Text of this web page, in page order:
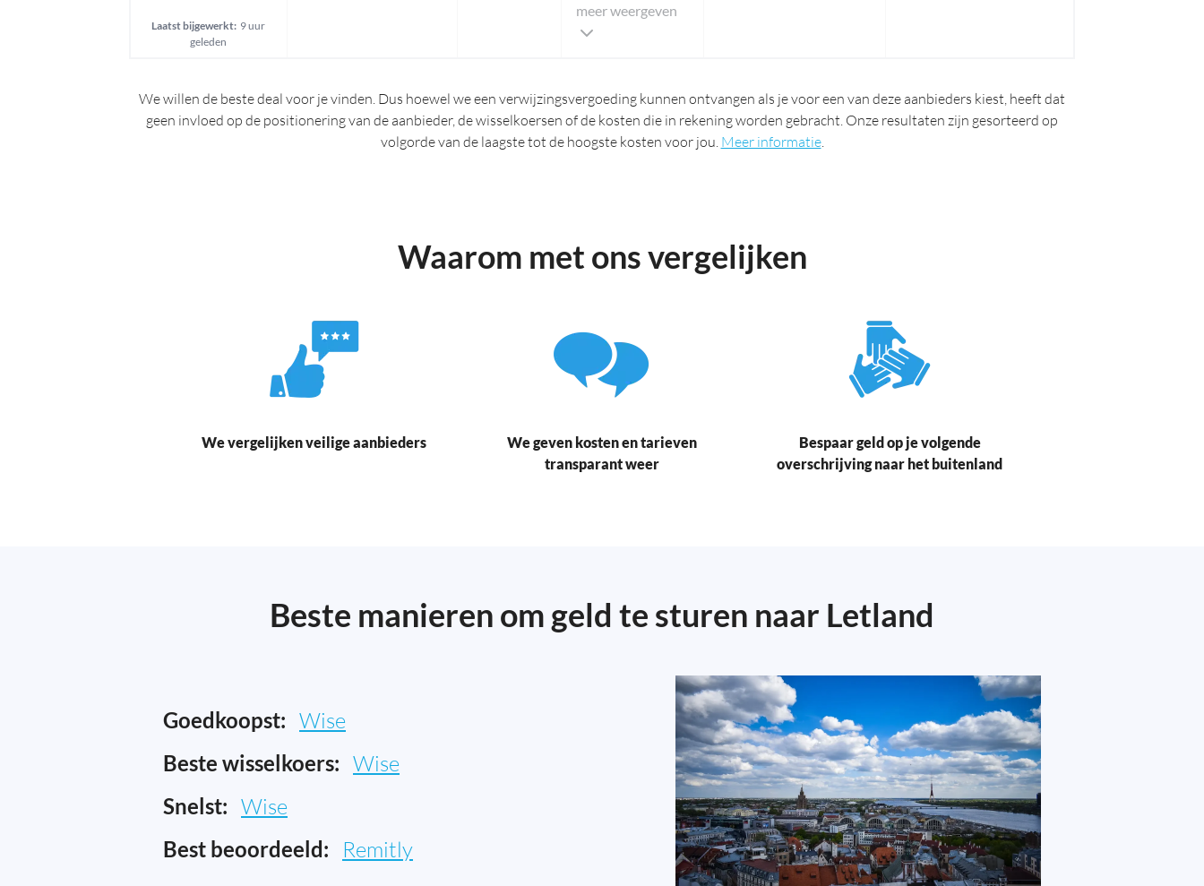
Laatst bijgewerkt: 9 uur
geleden
meer weergeven
We willen de beste deal voor je vinden. Dus hoewel we een verwijzingsvergoeding kunnen ontvangen als je voor een van deze aanbieders kiest, heeft dat
geen invloed op de positionering van de aanbieder, de wisselkoersen of de kosten die in rekening worden gebracht. Onze resultaten zijn gesorteerd op
volgorde van de laagste tot de hoogste kosten voor jou. Meer informatie.
Waarom met ons vergelijken
We vergelijken veilige aanbieders
We geven kosten en tarieven
transparant weer
Bespaar geld op je volgende
overschrijving naar het buitenland
Beste manieren om geld te sturen naar Letland
Goedkoopst: Wise
Beste wisselkoers: Wise
Snelst: Wise
Best beoordeeld: Remitly